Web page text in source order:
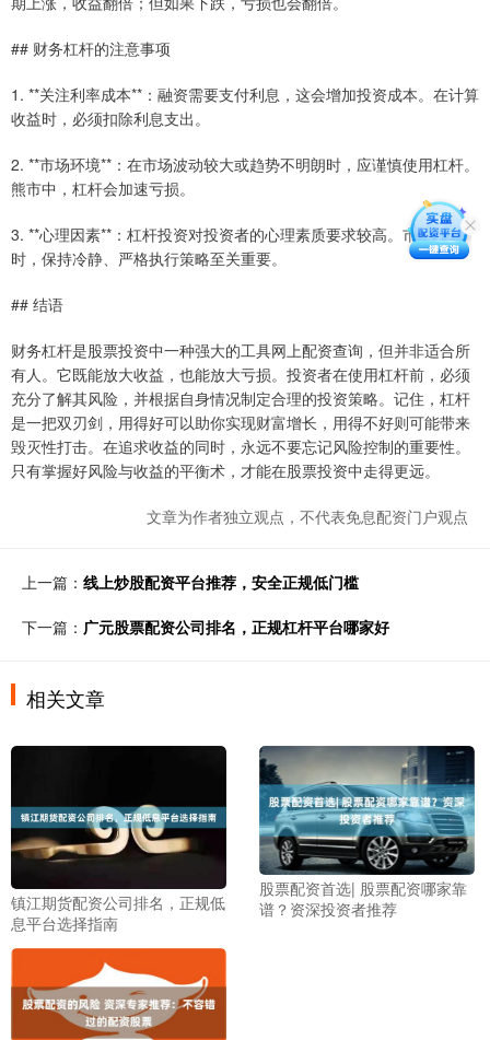
## 财务杠杆的注意事项
1. **关注利率成本**：融资需要支付利息，这会增加投资成本。在计算
收益时，必须扣除利息支出。
2. **市场环境**：在市场波动较大或趋势不明朗时，应谨慎使用杠杆。
熊市中，杠杆会加速亏损。
3. **心理因素**：杠杆投资对投资者的心理素质要求较高。市场波动
时，保持冷静、严格执行策略至关重要。
## 结语
财务杠杆是股票投资中一种强大的工具网上配资查询，但并非适合所
有人。它既能放大收益，也能放大亏损。投资者在使用杠杆前，必须
充分了解其风险，并根据自身情况制定合理的投资策略。记住，杠杆
是一把双刃剑，用得好可以助你实现财富增长，用得不好则可能带来
毁灭性打击。在追求收益的同时，永远不要忘记风险控制的重要性。
只有掌握好风险与收益的平衡术，才能在股票投资中走得更远。
文章为作者独立观点，不代表免息配资门户观点
上一篇： 线上炒股配资平台推荐，安全正规低门槛
下一篇： 广元股票配资公司排名，正规杠杆平台哪家好
相关文章
镇江期货配资公司排名，正规低
息平台选择指南
股票配资首选| 股票配资哪家靠
谱？资深投资者推荐